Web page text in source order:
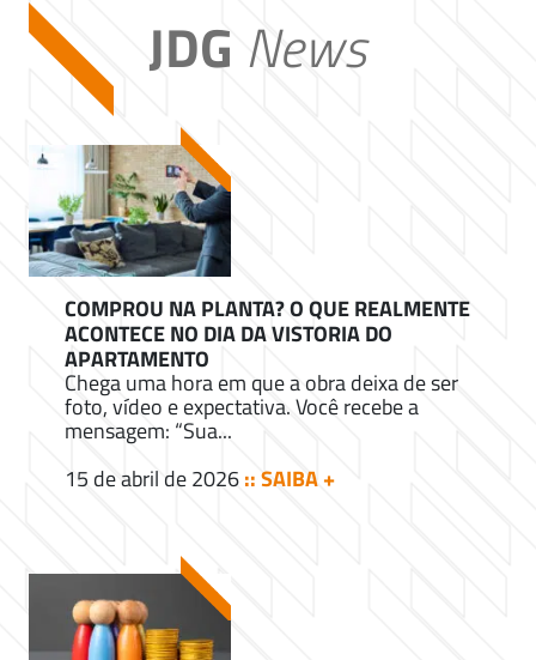
JDG News
COMPROU NA PLANTA? O QUE REALMENTE
ACONTECE NO DIA DA VISTORIA DO
APARTAMENTO
Chega uma hora em que a obra deixa de ser
foto, vídeo e expectativa. Você recebe a
mensagem: “Sua...
15 de abril de 2026:: SAIBA +